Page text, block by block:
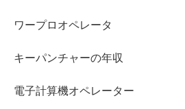
ワープロオペレータ
キーパンチャーの年収
電子計算機オペレーター